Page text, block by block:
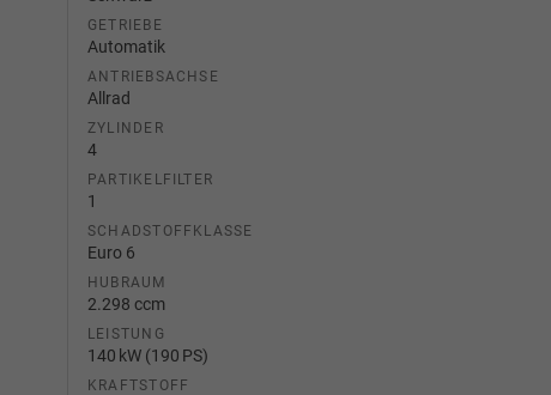
GETRIEBE
Automatik
ANTRIEBSACHSE
Allrad
ZYLINDER
4
PARTIKELFILTER
1
SCHADSTOFFKLASSE
Euro 6
HUBRAUM
2.298 ccm
LEISTUNG
140 kW (190 PS)
KRAFTSTOFF